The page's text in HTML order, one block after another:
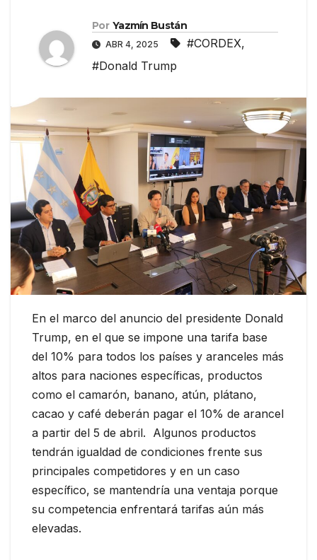
Por Yazmín Bustán
ABR 4, 2025 #CORDEX,
#Donald Trump
En el marco del anuncio del presidente Donald
Trump, en el que se impone una tarifa base
del 10% para todos los países y aranceles más
altos para naciones específicas, productos
como el camarón, banano, atún, plátano,
cacao y café deberán pagar el 10% de arancel
a partir del 5 de abril. Algunos productos
tendrán igualdad de condiciones frente sus
principales competidores y en un caso
específico, se mantendría una ventaja porque
su competencia enfrentará tarifas aún más
elevadas.